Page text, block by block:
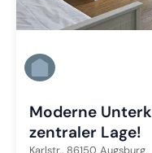
Moderne
zentraler Lage!